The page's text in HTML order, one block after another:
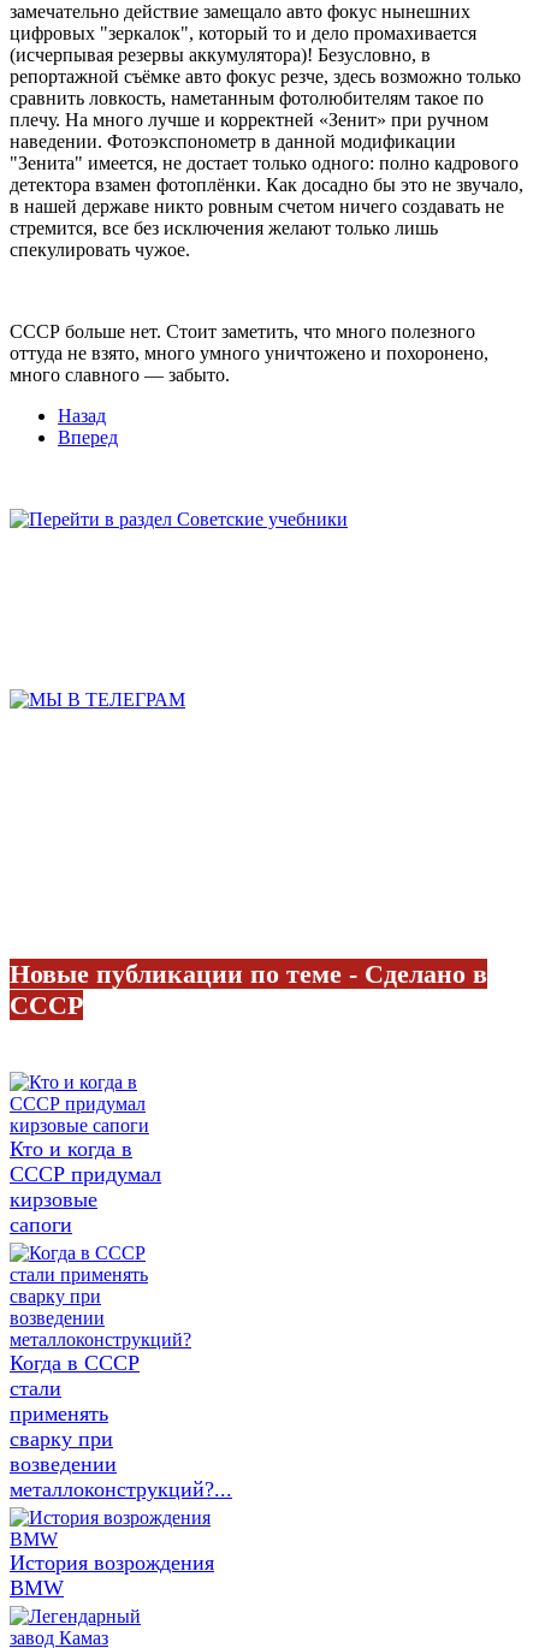
замечательно действие замещало авто фокус нынешних
цифровых "зеркалок", который то и дело промахивается
(исчерпывая резервы аккумулятора)! Безусловно, в
репортажной съёмке авто фокус резче, здесь возможно только
сравнить ловкость, наметанным фотолюбителям такое по
плечу. На много лучше и корректней «Зенит» при ручном
наведении. Фотоэкспонометр в данной модификации
"Зенита" имеется, не достает только одного: полно кадрового
детектора взамен фотоплёнки. Как досадно бы это не звучало,
в нашей державе никто ровным счетом ничего создавать не
стремится, все без исключения желают только лишь
спекулировать чужое.
СССР больше нет. Стоит заметить, что много полезного
оттуда не взято, много умного уничтожено и похоронено,
много славного — забыто.
Назад
Вперед
Новые публикации по теме - Сделано в
СССР
Кто и когда в
СССР придумал
кирзовые
сапоги
Когда в СССР
стали
применять
сварку при
возведении
металлоконструкций?...
История возрождения
BMW